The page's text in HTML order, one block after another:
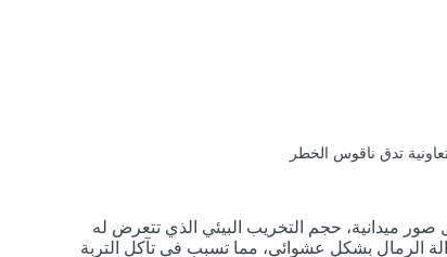
تدق ناقوس الخطر
صور ميدانية، حجم التخريب البيئي الذي تتعرض له
الرمال بشكل عشوائي، مما تسبب في تآكل التربة